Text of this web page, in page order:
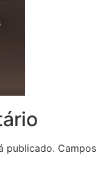
publicado. Campos